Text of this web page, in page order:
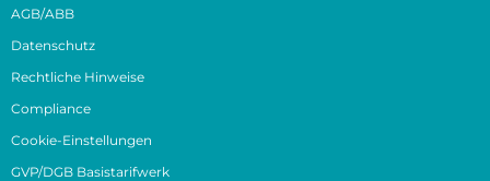
AGB/ABB
Datenschutz
Rechtliche Hinweise
Compliance
Cookie-Einstellungen
GVP/DGB Basistarifwerk